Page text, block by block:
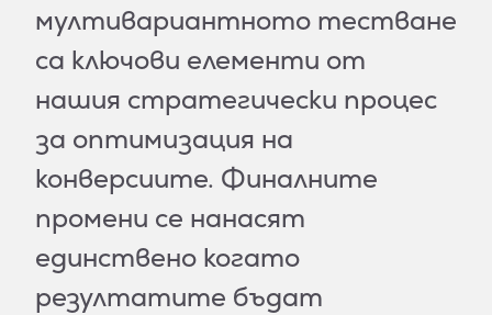
мултивариантното тестване
са ключови елементи от
нашия стратегически процес
за оптимизация на
конверсиите. Финалните
промени се нанасят
единствено когато
резултатите бъдат